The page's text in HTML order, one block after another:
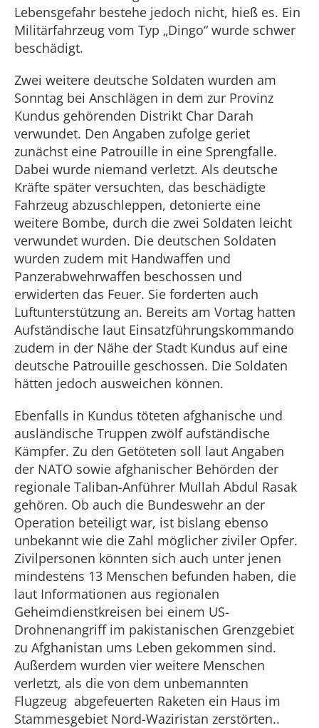
Lebensgefahr bestehe jedoch nicht, hieß es. Ein
Militärfahrzeug vom Typ „Dingo“ wurde schwer
beschädigt.
Zwei weitere deutsche Soldaten wurden am
Sonntag bei Anschlägen in dem zur Provinz
Kundus gehörenden Distrikt Char Darah
verwundet. Den Angaben zufolge geriet
zunächst eine Patrouille in eine Sprengfalle.
Dabei wurde niemand verletzt. Als deutsche
Kräfte später versuchten, das beschädigte
Fahrzeug abzuschleppen, detonierte eine
weitere Bombe, durch die zwei Soldaten leicht
verwundet wurden. Die deutschen Soldaten
wurden zudem mit Handwaffen und
Panzerabwehrwaffen beschossen und
erwiderten das Feuer. Sie forderten auch
Luftunterstützung an. Bereits am Vortag hatten
Aufständische laut Einsatzführungskommando
zudem in der Nähe der Stadt Kundus auf eine
deutsche Patrouille geschossen. Die Soldaten
hätten jedoch ausweichen können.
Ebenfalls in Kundus töteten afghanische und
ausländische Truppen zwölf aufständische
Kämpfer. Zu den Getöteten soll laut Angaben
der NATO sowie afghanischer Behörden der
regionale Taliban-Anführer Mullah Abdul Rasak
gehören. Ob auch die Bundeswehr an der
Operation beteiligt war, ist bislang ebenso
unbekannt wie die Zahl möglicher ziviler Opfer.
Zivilpersonen könnten sich auch unter jenen
mindestens 13 Menschen befunden haben, die
laut Informationen aus regionalen
Geheimdienstkreisen bei einem US-
Drohnenangriff im pakistanischen Grenzgebiet
zu Afghanistan ums Leben gekommen sind.
Außerdem wurden vier weitere Menschen
verletzt, als die von dem unbemannten
Flugzeug abgefeuerten Raketen ein Haus im
Stammesgebiet Nord-Waziristan zerstörten..